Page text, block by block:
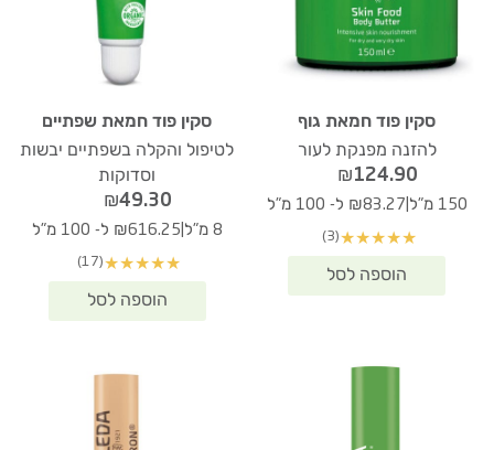
סקין פוד חמאת גוף
להזנה מפנקת לעור
₪124.90
150 מ"ל ₪83.27 ל- 100 מ"ל
★
★
★
★
★
(3)
סקין פוד חמאת שפתיים
לטיפול והקלה בשפתיים יבשות
וסדוקות
₪49.30
8 מ"ל ₪616.25 ל- 100 מ"ל
★
★
★
★
★
(17)